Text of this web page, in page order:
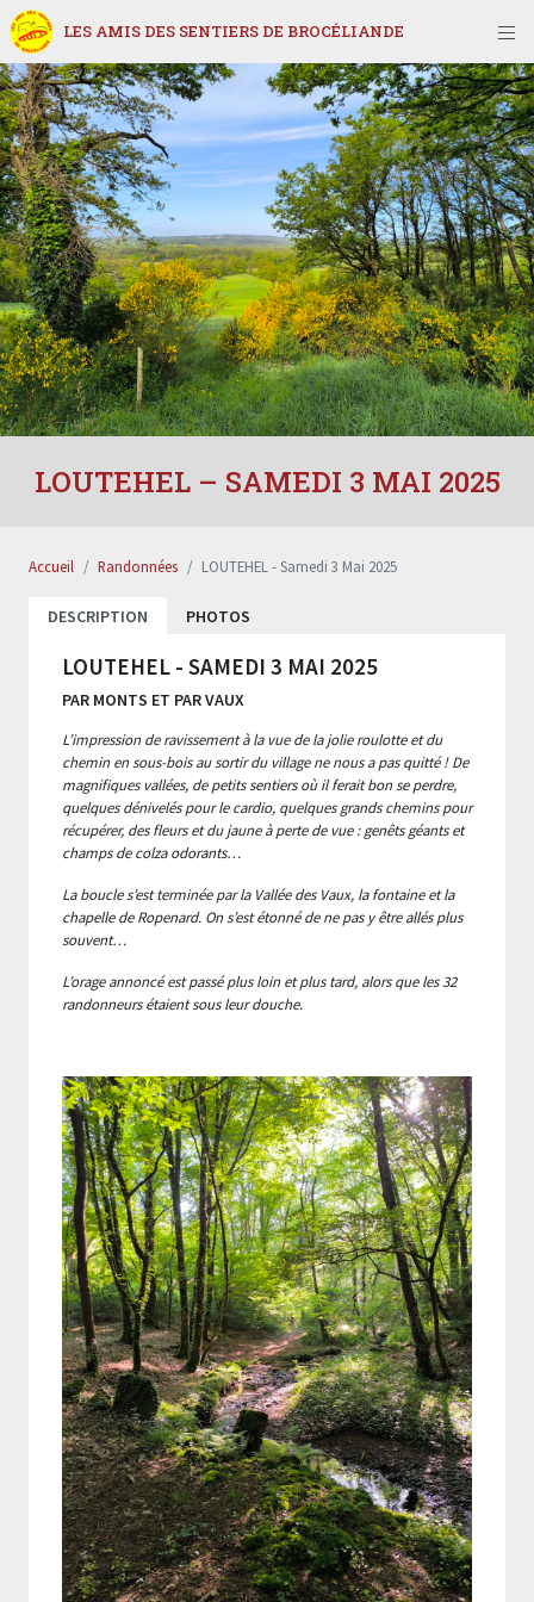
LES AMIS DES SENTIERS DE BROCÉLIANDE
LOUTEHEL – SAMEDI 3 MAI 2025
Accueil Randonnées LOUTEHEL - Samedi 3 Mai 2025
DESCRIPTION PHOTOS
LOUTEHEL - SAMEDI 3 MAI 2025
PAR MONTS ET PAR VAUX
L’impression de ravissement à la vue de la jolie roulotte et du
chemin en sous-bois au sortir du village ne nous a pas quitté ! De
magnifiques vallées, de petits sentiers où il ferait bon se perdre,
quelques dénivelés pour le cardio, quelques grands chemins pour
récupérer, des fleurs et du jaune à perte de vue : genêts géants et
champs de colza odorants…
La boucle s’est terminée par la Vallée des Vaux, la fontaine et la
chapelle de Ropenard. On s’est étonné de ne pas y être allés plus
souvent…
L’orage annoncé est passé plus loin et plus tard, alors que les 32
randonneurs étaient sous leur douche.